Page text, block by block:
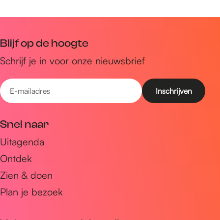
Blijf op de hoogte
Schrijf je in voor onze nieuwsbrief
E
-
a
i
l
a
d
Snel naar
Uitagenda
Ontdek
Zien & doen
Plan je bezoek